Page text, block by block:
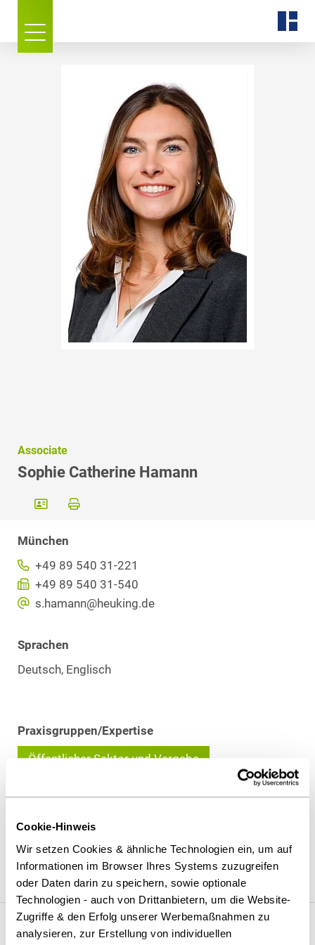
Cookie-Hinweis
Wir setzen Cookies & ähnliche Technologien ein, um auf
Informationen im Browser Ihres Systems zuzugreifen
oder Daten darin zu speichern, sowie optionale
Technologien - auch von Drittanbietern, um die Website-
Zugriffe & den Erfolg unserer Werbemaßnahmen zu
analysieren, zur Erstellung von individuellen
Associate
Sophie Catherine Hamann
München
+49 89 540 31-221
+49 89 540 31-540
s.hamann@heuking.de
Sprachen
Deutsch, Englisch
Praxisgruppen/Expertise
Öffentlicher Sektor und Vergabe
Vergaberecht
Vita